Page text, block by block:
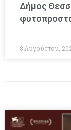
Δήμος
8 Αυγούστου,